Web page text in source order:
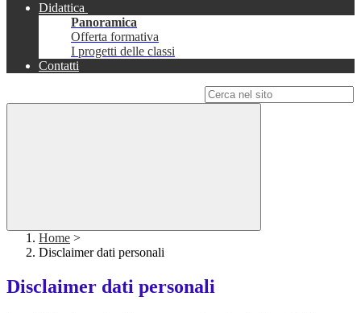
Didattica
Panoramica
Offerta formativa
I progetti delle classi
Contatti
Home >
Disclaimer dati personali
Disclaimer dati personali